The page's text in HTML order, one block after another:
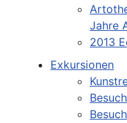
Jahre
2013
Exkursionen